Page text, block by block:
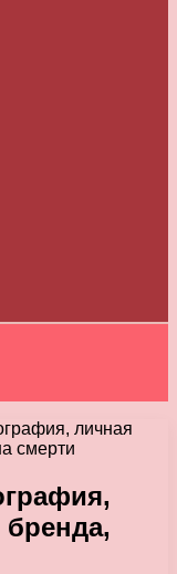
личная
смерти